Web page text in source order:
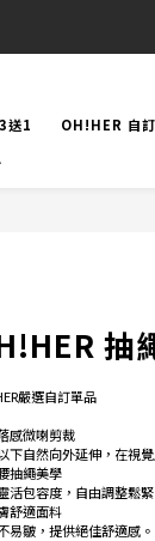
送1 OH!HER 自
抽
嚴選自訂單品
感微喇剪裁
下自然向外延伸，在視
抽繩美學
活包容度，自由調整鬆
舒適面料
易皺，提供絕佳舒適感。